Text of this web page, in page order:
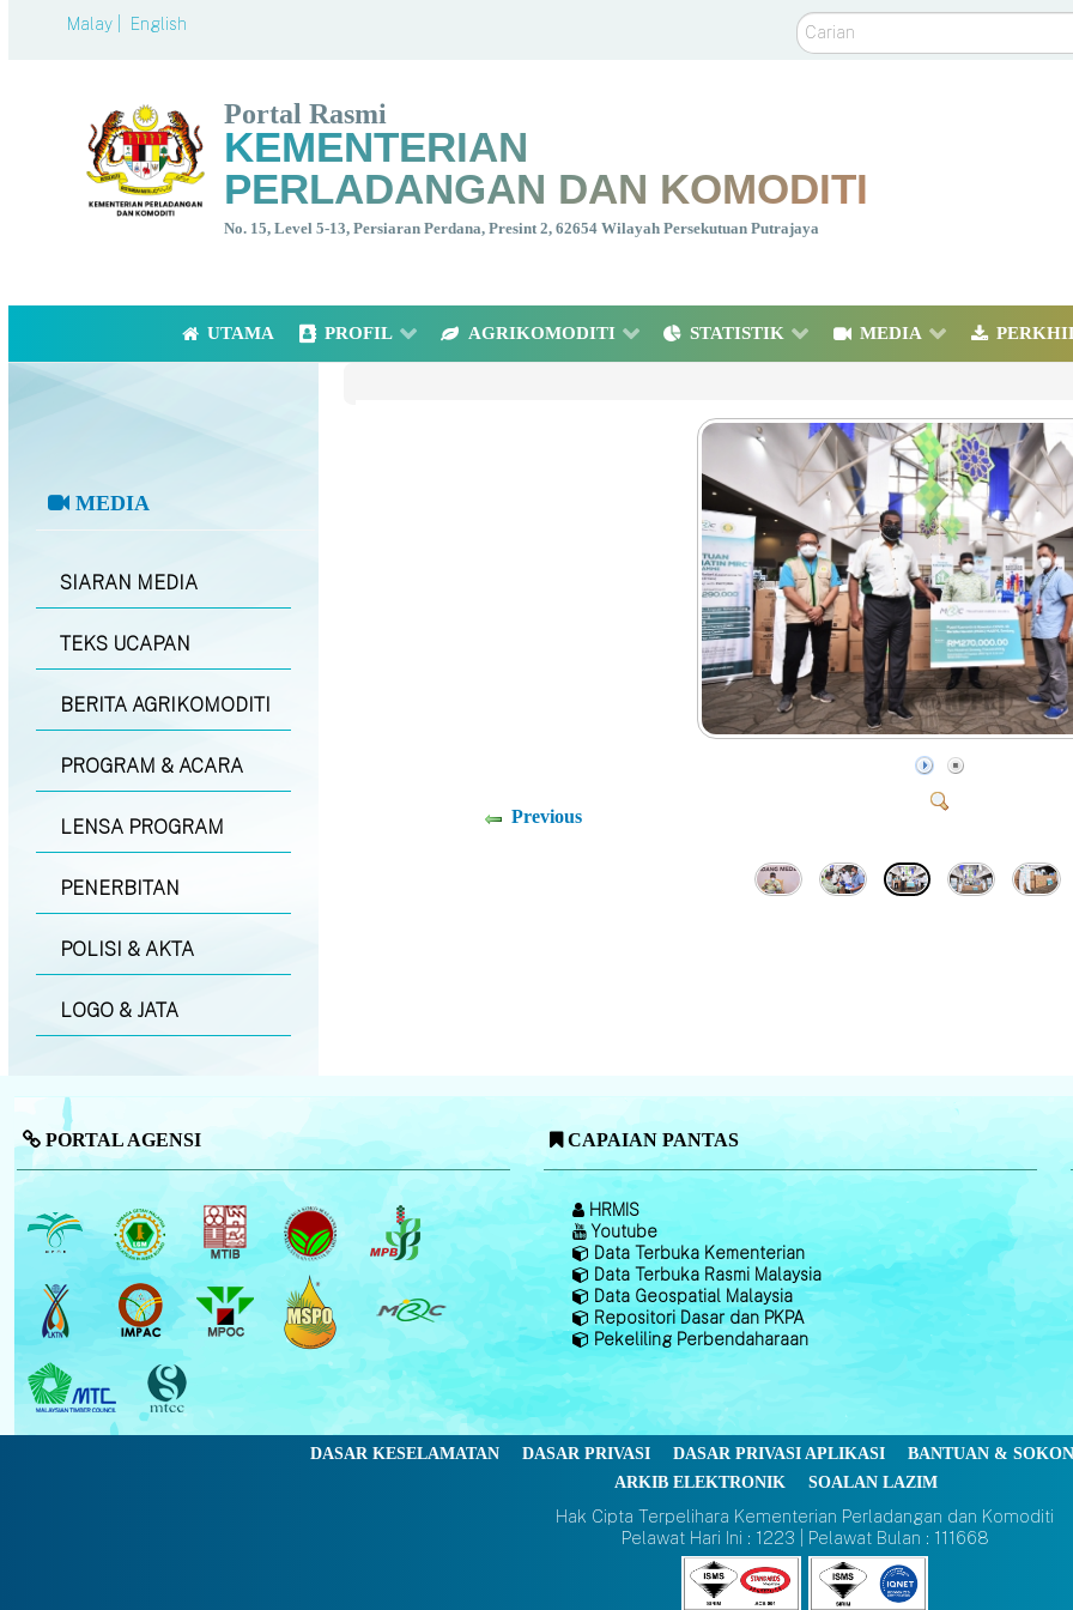
Malay | English Carian
Portal Rasmi
KEMENTERIAN
PERLADANGAN DAN KOMODITI
No. 15, Level 5-13, Persiaran Perdana, Presint 2, 62654 Wilayah Persekutuan Putrajaya
UTAMA PROFIL AGRIKOMODITI STATISTIK MEDIA
MEDIA
SIARAN MEDIA
TEKS UCAPAN
BERITA AGRIKOMODITI
PROGRAM & ACARA
LENSA PROGRAM
PENERBITAN
POLISI & AKTA
LOGO & JATA
Previous
PORTAL AGENSI CAPAIAN PANTAS
HRMIS
Youtube
Data Terbuka Kementerian
Data Terbuka Rasmi Malaysia
Data Geospatial Malaysia
Repositori Dasar dan PKPA
Pekeliling Perbendaharaan
DASAR KESELAMATAN DASAR PRIVASI DASAR PRIVASI APLIKASI
BANTUAN &
ARKIB ELEKTRONIK
SOALAN LAZIM
Hak Cipta Terpelihara Kementerian Perladangan dan Komoditi
Pelawat Hari Ini : 1223 | Pelawat Bulan : 111668